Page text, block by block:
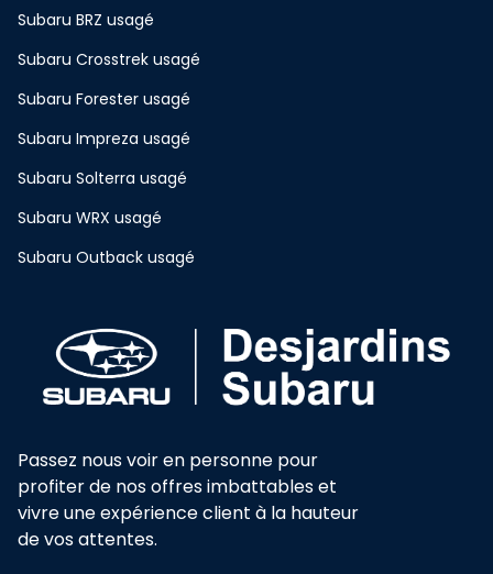
Subaru BRZ usagé
Subaru Crosstrek usagé
Subaru Forester usagé
Subaru Impreza usagé
Subaru Solterra usagé
Subaru WRX usagé
Subaru Outback usagé
Passez nous voir en personne pour
profiter de nos offres imbattables et
vivre une expérience client à la hauteur
de vos attentes.